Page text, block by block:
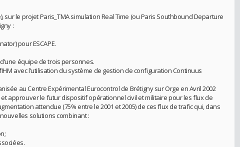
sur le projet Paris_TMA simulation Real Time (ou Paris Southbound Departure
:
pour ESCAPE.
équipe de trois personnes.
avec l’utilisation du système de gestion de configuration Continuus
au Centre Expérimental Eurocontrol de Brétigny sur Orge en Avril 2002
approuver le futur dispositif opérationnel civil et militaire pour les flux de
attendue (75% entre le 2001 et 2005) de ces flux de trafic qui, dans
solutions combinant :